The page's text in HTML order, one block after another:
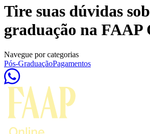
Tire suas dúvidas
graduação na FAAP
Navegue por categorias
Pós-GraduaçãoPagamentos